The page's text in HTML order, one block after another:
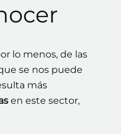
lo menos, de las
se nos puede
más
en este sector,